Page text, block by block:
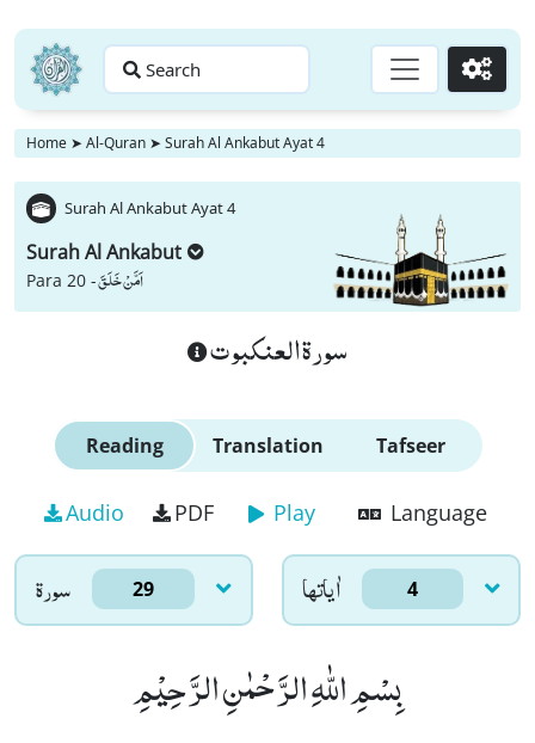
Search Go
Home ➤ Al-Quran ➤ Surah Al Ankabut Ayat 4
Surah Al Ankabut Ayat 4
Surah Al Ankabut
Para 20 -اَمَّنْ خَلَقَ
سورة العنكبوت
Reading Translation Tafseer
Audio PDF Play Language
سورۃ 29 اٰياتها 4
بِسْمِ اللّٰهِ الرَّحْمٰنِ الرَّحِیْمِ